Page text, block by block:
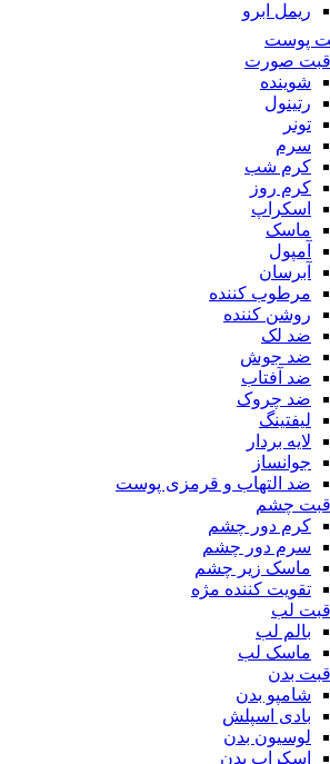
ریمل ابرو
پوست
صورت
شوینده
رتینول
تونر
سرم
کرم شب
کرم روز
اسکراپ
ماسک
آمپول
آبرسان
مرطوب کننده
روشن کننده
ضد لک
ضد جوش
ضد آفتاب
ضد چروک
لیفتینگ
لایه بردار
جوانساز
ضد التهاب و قرمزی پوست
چشم
کرم دور چشم
سرم دور چشم
ماسک زیر چشم
تقویت کننده مژه
لب
بالم لب
ماسک لب
بدن
شامپو بدن
بادی اسپلش
لوسیون بدن
اسکراپ بدن